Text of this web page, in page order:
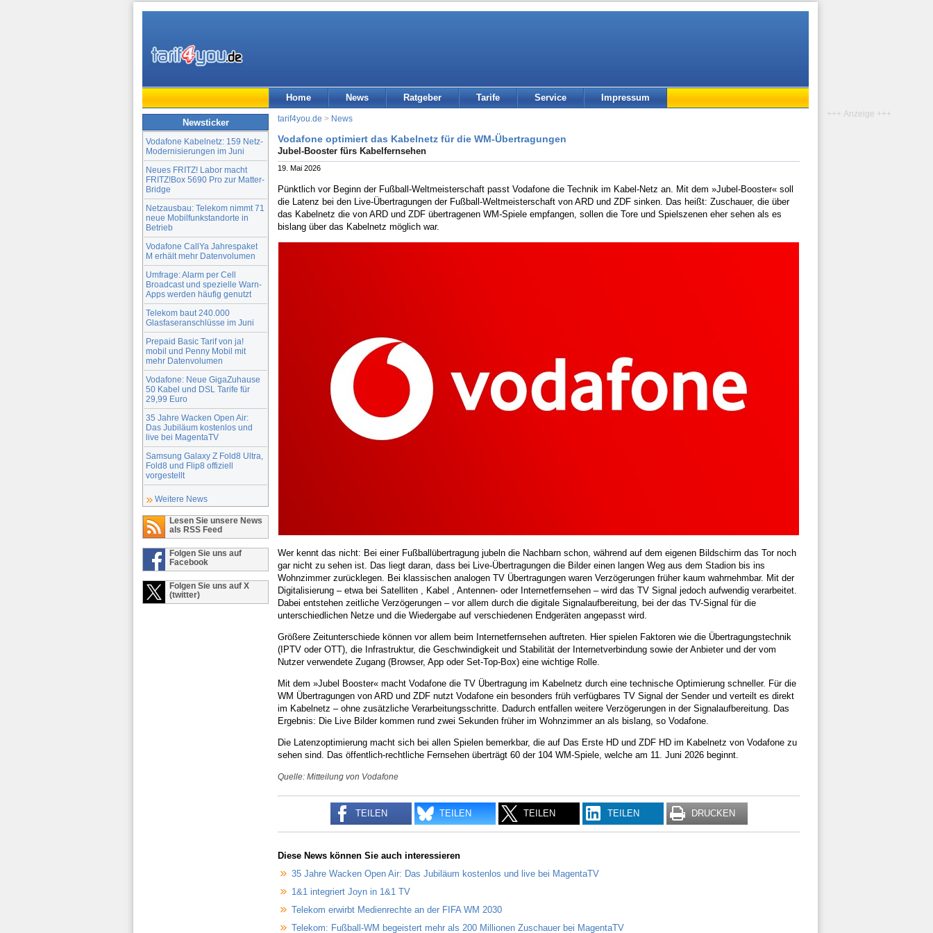
Home News Ratgeber Tarife Service Impressum
Newsticker
Vodafone Kabelnetz: 159 Netz-
Modernisierungen im Juni
Neues FRITZ! Labor macht
FRITZ!Box 5690 Pro zur Matter-
Bridge
Netzausbau: Telekom nimmt 71
neue Mobilfunkstandorte in
Betrieb
Vodafone CallYa Jahrespaket
M erhält mehr Datenvolumen
Umfrage: Alarm per Cell
Broadcast und spezielle Warn-
Apps werden häufig genutzt
Telekom baut 240.000
Glasfaseranschlüsse im Juni
Prepaid Basic Tarif von ja!
mobil und Penny Mobil mit
mehr Datenvolumen
Vodafone: Neue GigaZuhause
50 Kabel und DSL Tarife für
29,99 Euro
35 Jahre Wacken Open Air:
Das Jubiläum kostenlos und
live bei MagentaTV
Samsung Galaxy Z Fold8 Ultra,
Fold8 und Flip8 offiziell
vorgestellt
Weitere News
Lesen Sie unsere News
als RSS Feed
Folgen Sie uns auf
Facebook
Folgen Sie uns auf X
(twitter)
tarif4you.de > News
Vodafone optimiert das Kabelnetz für die WM-Übertragungen
Jubel-Booster fürs Kabelfernsehen
19. Mai 2026
Pünktlich vor Beginn der Fußball-Weltmeisterschaft passt Vodafone die Technik im Kabel-Netz an. Mit dem »Jubel-Booster« soll
die Latenz bei den Live-Übertragungen der Fußball-Weltmeisterschaft von ARD und ZDF sinken. Das heißt: Zuschauer, die über
das Kabelnetz die von ARD und ZDF übertragenen WM-Spiele empfangen, sollen die Tore und Spielszenen eher sehen als es
bislang über das Kabelnetz möglich war.
Wer kennt das nicht: Bei einer Fußballübertragung jubeln die Nachbarn schon, während auf dem eigenen Bildschirm das Tor noch
gar nicht zu sehen ist. Das liegt daran, dass bei Live-Übertragungen die Bilder einen langen Weg aus dem Stadion bis ins
Wohnzimmer zurücklegen. Bei klassischen analogen TV Übertragungen waren Verzögerungen früher kaum wahrnehmbar. Mit der
Digitalisierung – etwa bei Satelliten , Kabel , Antennen- oder Internetfernsehen – wird das TV Signal jedoch aufwendig verarbeitet.
Dabei entstehen zeitliche Verzögerungen – vor allem durch die digitale Signalaufbereitung, bei der das TV-Signal für die
unterschiedlichen Netze und die Wiedergabe auf verschiedenen Endgeräten angepasst wird.
Größere Zeitunterschiede können vor allem beim Internetfernsehen auftreten. Hier spielen Faktoren wie die Übertragungstechnik
(IPTV oder OTT), die Infrastruktur, die Geschwindigkeit und Stabilität der Internetverbindung sowie der Anbieter und der vom
Nutzer verwendete Zugang (Browser, App oder Set-Top-Box) eine wichtige Rolle.
Mit dem »Jubel Booster« macht Vodafone die TV Übertragung im Kabelnetz durch eine technische Optimierung schneller. Für die
WM Übertragungen von ARD und ZDF nutzt Vodafone ein besonders früh verfügbares TV Signal der Sender und verteilt es direkt
im Kabelnetz – ohne zusätzliche Verarbeitungsschritte. Dadurch entfallen weitere Verzögerungen in der Signalaufbereitung. Das
Ergebnis: Die Live Bilder kommen rund zwei Sekunden früher im Wohnzimmer an als bislang, so Vodafone.
Die Latenzoptimierung macht sich bei allen Spielen bemerkbar, die auf Das Erste HD und ZDF HD im Kabelnetz von Vodafone zu
sehen sind. Das öffentlich-rechtliche Fernsehen überträgt 60 der 104 WM-Spiele, welche am 11. Juni 2026 beginnt.
Quelle: Mitteilung von Vodafone
TEILEN TEILEN TEILEN TEILEN DRUCKEN
Diese News können Sie auch interessieren
35 Jahre Wacken Open Air: Das Jubiläum kostenlos und live bei MagentaTV
1&1 integriert Joyn in 1&1 TV
Telekom erwirbt Medienrechte an der FIFA WM 2030
Telekom: Fußball-WM begeistert mehr als 200 Millionen Zuschauer bei MagentaTV
+++ Anzeige +++